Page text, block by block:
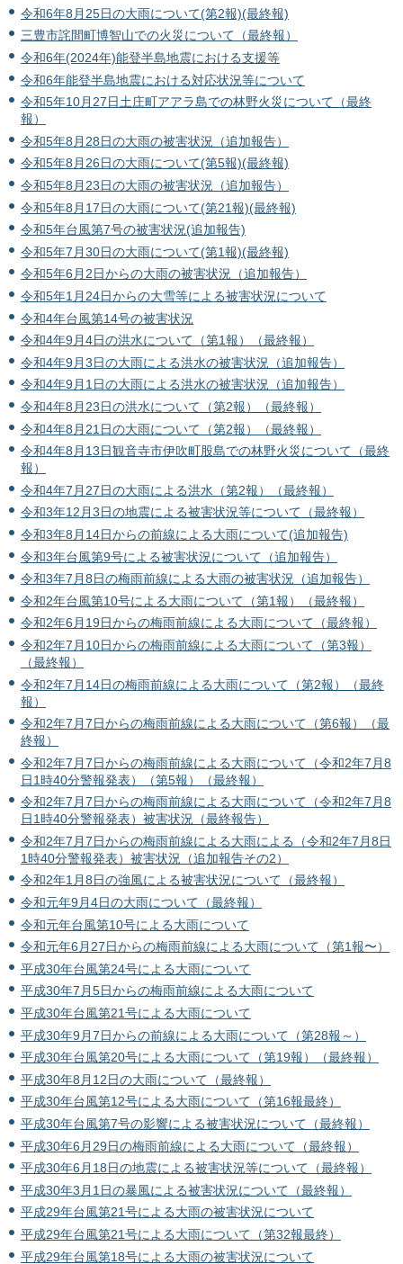
令和6年8月25日の大雨について(第2報)(最終報)
三豊市詫間町博智山での火災について（最終報）
令和6年(2024年)能登半島地震における支援等
令和6年能登半島地震における対応状況等について
令和5年10月27日土庄町アアラ島での林野火災について（最終
報）
令和5年8月28日の大雨の被害状況（追加報告）
令和5年8月26日の大雨について(第5報)(最終報)
令和5年8月23日の大雨の被害状況（追加報告）
令和5年8月17日の大雨について(第21報)(最終報)
令和5年台風第7号の被害状況(追加報告)
令和5年7月30日の大雨について(第1報)(最終報)
令和5年6月2日からの大雨の被害状況（追加報告）
令和5年1月24日からの大雪等による被害状況について
令和4年台風第14号の被害状況
令和4年9月4日の洪水について（第1報）（最終報）
令和4年9月3日の大雨による洪水の被害状況（追加報告）
令和4年9月1日の大雨による洪水の被害状況（追加報告）
令和4年8月23日の洪水について（第2報）（最終報）
令和4年8月21日の大雨について（第2報）（最終報）
令和4年8月13日観音寺市伊吹町股島での林野火災について（最終
報）
令和4年7月27日の大雨による洪水（第2報）（最終報）
令和3年12月3日の地震による被害状況等について（最終報）
令和3年8月14日からの前線による大雨について(追加報告)
令和3年台風第9号による被害状況について（追加報告）
令和3年7月8日の梅雨前線による大雨の被害状況（追加報告）
令和2年台風第10号による大雨について（第1報）（最終報）
令和2年6月19日からの梅雨前線による大雨について（最終報）
令和2年7月10日からの梅雨前線による大雨について（第3報）
（最終報）
令和2年7月14日の梅雨前線による大雨について（第2報）（最終
報）
令和2年7月7日からの梅雨前線による大雨について（第6報）（最
終報）
令和2年7月7日からの梅雨前線による大雨について（令和2年7月8
日1時40分警報発表）（第5報）（最終報）
令和2年7月7日からの梅雨前線による大雨について（令和2年7月8
日1時40分警報発表）被害状況（最終報告）
令和2年7月7日からの梅雨前線による大雨による（令和2年7月8日
1時40分警報発表）被害状況（追加報告その2）
令和2年1月8日の強風による被害状況について（最終報）
令和元年9月4日の大雨について（最終報）
令和元年台風第10号による大雨について
令和元年6月27日からの梅雨前線による大雨について（第1報〜）
平成30年台風第24号による大雨について
平成30年7月5日からの梅雨前線による大雨について
平成30年台風第21号による大雨について
平成30年9月7日からの前線による大雨について（第28報～）
平成30年台風第20号による大雨について（第19報）（最終報）
平成30年8月12日の大雨について（最終報）
平成30年台風第12号による大雨について（第16報最終）
平成30年台風第7号の影響による被害状況について（最終報）
平成30年6月29日の梅雨前線による大雨について（最終報）
平成30年6月18日の地震による被害状況等について（最終報）
平成30年3月1日の暴風による被害状況について（最終報）
平成29年台風第21号による大雨の被害状況について
平成29年台風第21号による大雨について（第32報最終）
平成29年台風第18号による大雨の被害状況について